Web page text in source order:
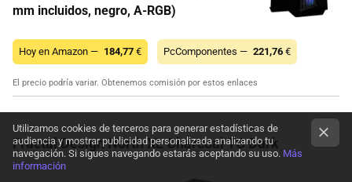
mm incluidos, negro, A-RGB)
Hoy en Amazon — 184,77 € PcComponentes — 221,76 €
El precio podría variar. Obtenemos comisión por estos enlaces
Fractal Design North XL Charcoal TG Dark
Utilizamos cookies de terceros para generar estadísticas de
audiencia y mostrar publicidad personalizada analizando tu
navegación. Si sigues navegando estarás aceptando su uso. Más
información